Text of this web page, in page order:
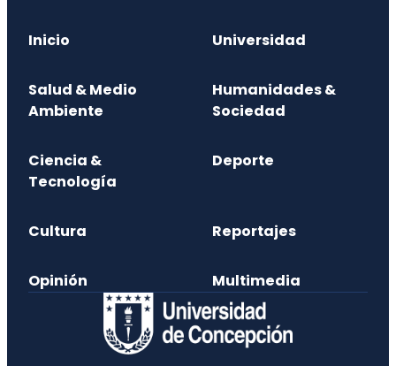
Inicio Universidad
Salud & Medio
Ambiente
Humanidades &
Sociedad
Ciencia &
Tecnología
Deporte
Cultura Reportajes
Opinión Multimedia